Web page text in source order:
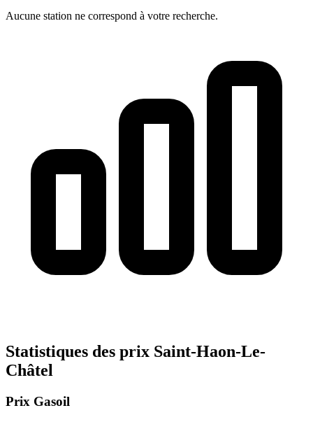
Aucune station ne correspond à votre recherche.
Statistiques des prix Saint-Haon-Le-
Châtel
Prix Gasoil